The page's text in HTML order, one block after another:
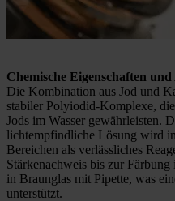
Chemische Eigenschaften
Die Kombination aus Jod und
stabiler Polyiodid-Komplexe,
Jods im Wasser gewährleisten.
lichtempfindliche Lösung wird
Bereichen als verlässliches
Stärkenachweis bis zur
in Braunglas mit Pipette, was
unterstützt.